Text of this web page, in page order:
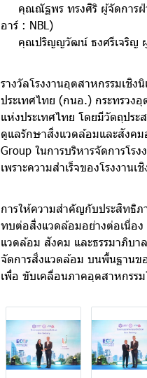
คุณณัฐพร ทรงศิริ ผู้จัดการฝ่า
อาร์ : NBL)
คุณปริญญวัฒน์ ธงศรีเจริญ ผู้
รางวัลโรงงานอุตสาหกรรมเชิ
ประเทศไทย (กนอ.) กระทรวง
แห่งประเทศไทย โดยมีวัตถุปร
ดูแลรักษาสิ่งแวดล้อมและสังคม
Group ในการบริหารจัดการโร
เพราะความสำเร็จของโรงงา
การให้ความสำคัญกับประสิทธิ
ทบต่อสิ่งแวดล้อมอย่างต่อเนื่อ
แวดล้อม สังคม และธรรมาภิบา
จัดการสิ่งแวดล้อม บนพื้นฐาน
เพื่อ ขับเคลื่อนภาคอุตสาหกรร